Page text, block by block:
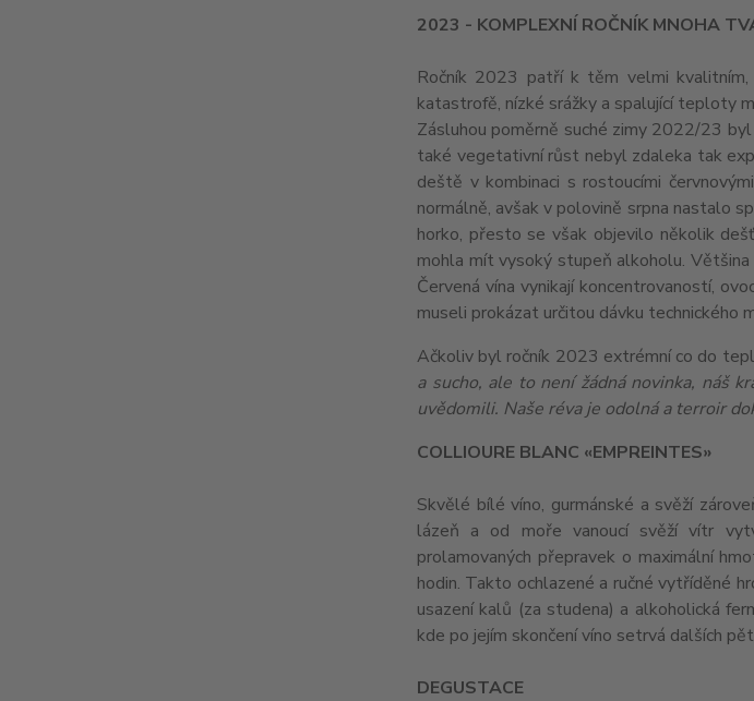
2023 - KOMPLEXNÍ ROČNÍK MNOHA
Ročník 2023 patří k těm velmi
katastrofě, nízké srážky a spalující teploty
Zásluhou poměrně suché zimy 2022/23
také vegetativní růst nebyl zdaleka tak
deště v kombinaci s rostoucími
normálně, avšak v polovině srpna nastalo
horko, přesto se však objevilo několik
mohla mít vysoký stupeň alkoholu.
Červená vína vynikají koncentrovaností,
museli prokázat určitou dávku technického
Ačkoliv byl ročník 2023 extrémní co do
a sucho, ale to není žádná novinka, náš
uvědomili. Naše réva je odolná a terroir
COLLIOURE BLANC «EMPREINTES»
Skvělé bílé víno, gurmánské a svěží
lázeň a od moře vanoucí svěží vítr
prolamovaných přepravek o maximální
hodin. Takto ochlazené a ručné vytříděné
usazení kalů (za studena) a alkoholická
kde po jejím skončení víno setrvá dalších
DEGUSTACE